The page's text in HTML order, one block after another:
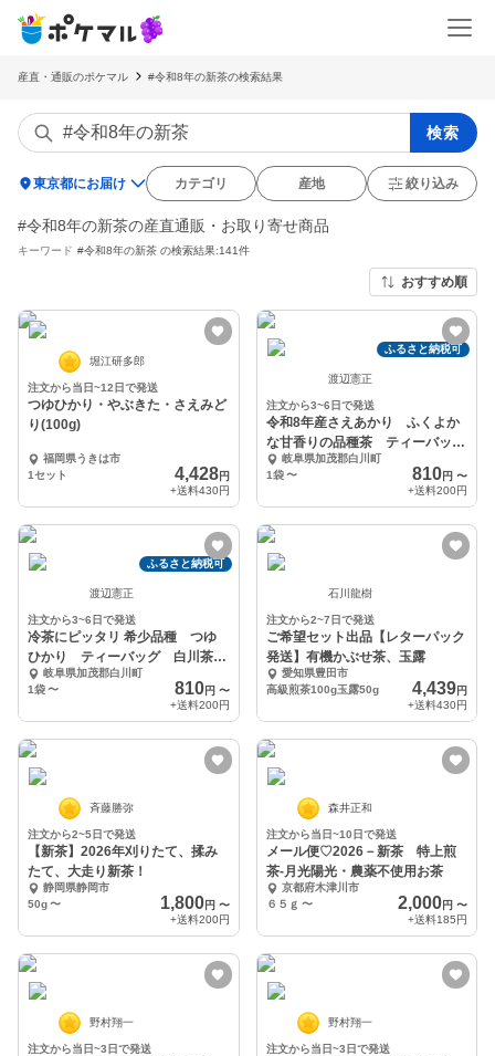
産直・通販のポケマル #令和8年の新茶の検索結果
検索
location_on東京都にお届け カテゴリ 産地 絞り込み
#令和8年の新茶の産直通販・お取り寄せ商品
キーワード #令和8年の新茶 の検索結果:141件
おすすめ順
堀江研多郎
注文から当日~12日で発送
つゆひかり・やぶきた・さえみど
り(100g)
福岡県うきは市
1セット
4,428円
+送料430円
ふるさと納税可
渡辺憲正
注文から3~6日で発送
令和8年産さえあかり ふくよか
な甘香りの品種茶 ティーバッ
グ 冷茶ok
岐阜県加茂郡白川町
1袋 〜 810円 〜
+送料200円
ふるさと納税可
渡辺憲正
注文から3~6日で発送
冷茶にピッタリ 希少品種 つゆ
ひかり ティーバッグ 白川茶
冷茶もOK
岐阜県加茂郡白川町
1袋〜 810円 〜
+送料200円
石川龍樹
注文から2~7日で発送
ご希望セット出品【レターパック
発送】有機かぶせ茶、玉露
愛知県豊田市
高級煎茶100g玉露50g
4,439円
+送料430円
斉藤勝弥
注文から2~5日で発送
【新茶】2026年刈りたて、揉み
たて、大走り新茶！
静岡県静岡市
50g〜 1,800円 〜
+送料200円
森井正和
注文から当日~10日で発送
メール便♡2026－新茶 特上煎
茶-月光陽光・農薬不使用お茶
京都府木津川市
６５ｇ 〜 2,000円 〜
+送料185円
野村翔一
注文から当日~3日で発送
野村翔一
注文から当日~3日で発送